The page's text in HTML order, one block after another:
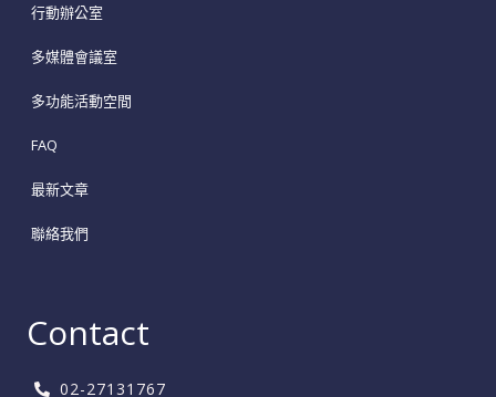
行動辦公室
多媒體會議室
多功能活動空間
FAQ
最新文章
聯絡我們
Contact
02-27131767